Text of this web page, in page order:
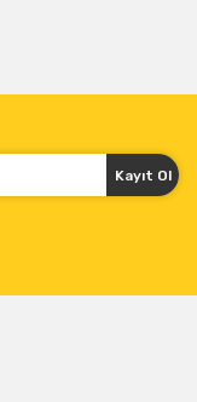
Kayıt Ol